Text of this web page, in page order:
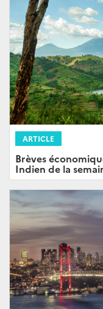
ARTICLE
Brèves
Indien de la